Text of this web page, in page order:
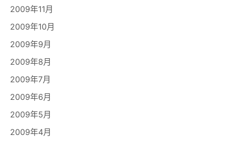
2009年11月
2009年10月
2009年9月
2009年8月
2009年7月
2009年6月
2009年5月
2009年4月